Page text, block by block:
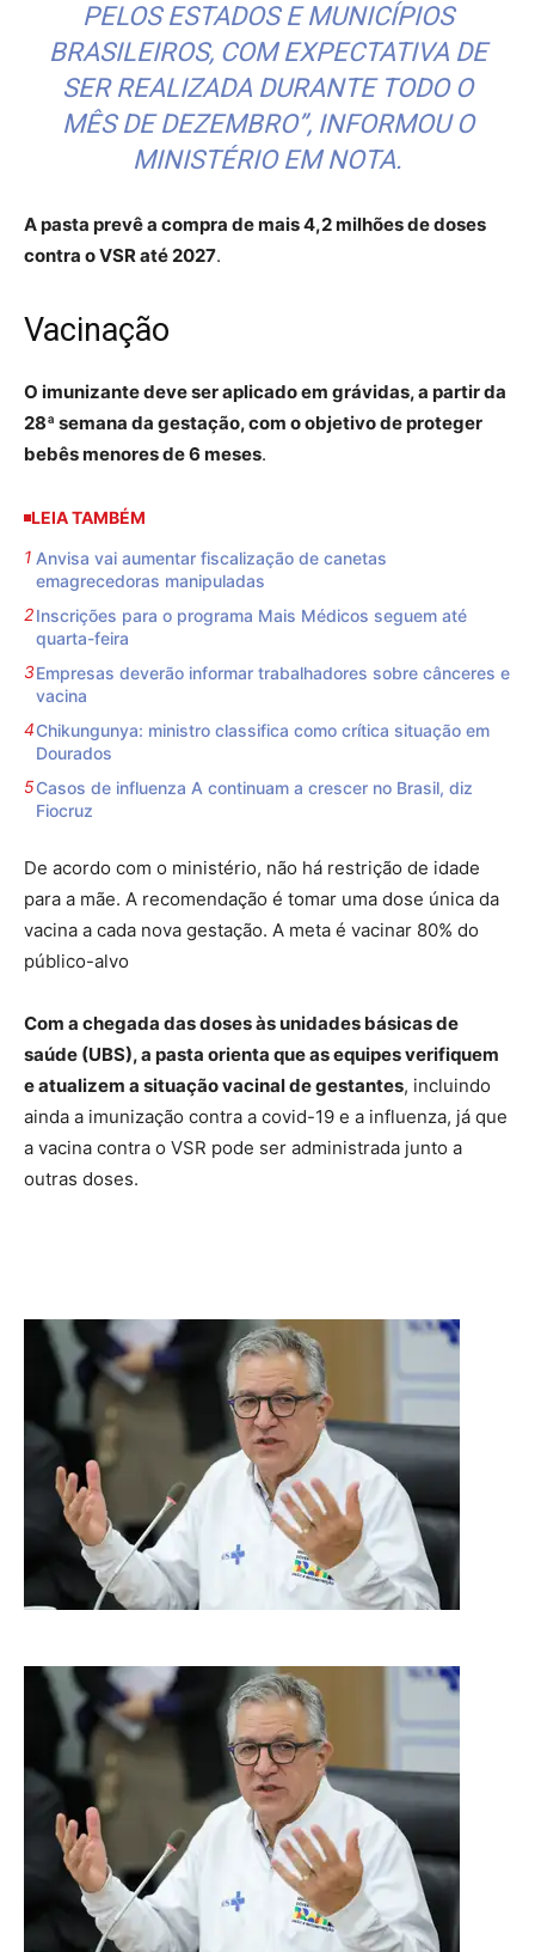
PELOS ESTADOS E MUNICÍPIOS
BRASILEIROS, COM EXPECTATIVA DE
SER REALIZADA DURANTE TODO O
MÊS DE DEZEMBRO”, INFORMOU O
MINISTÉRIO EM NOTA.
A pasta prevê a compra de mais 4,2 milhões de doses
contra o VSR até 2027.
Vacinação
O imunizante deve ser aplicado em grávidas, a partir da
28ª semana da gestação, com o objetivo de proteger
bebês menores de 6 meses.
LEIA TAMBÉM
Anvisa vai aumentar fiscalização de canetas
emagrecedoras manipuladas
Inscrições para o programa Mais Médicos seguem até
quarta-feira
Empresas deverão informar trabalhadores sobre cânceres e
vacina
Chikungunya: ministro classifica como crítica situação em
Dourados
Casos de influenza A continuam a crescer no Brasil, diz
Fiocruz
De acordo com o ministério, não há restrição de idade
para a mãe. A recomendação é tomar uma dose única da
vacina a cada nova gestação. A meta é vacinar 80% do
público-alvo
Com a chegada das doses às unidades básicas de
saúde (UBS), a pasta orienta que as equipes verifiquem
e atualizem a situação vacinal de gestantes, incluindo
ainda a imunização contra a covid-19 e a influenza, já que
a vacina contra o VSR pode ser administrada junto a
outras doses.